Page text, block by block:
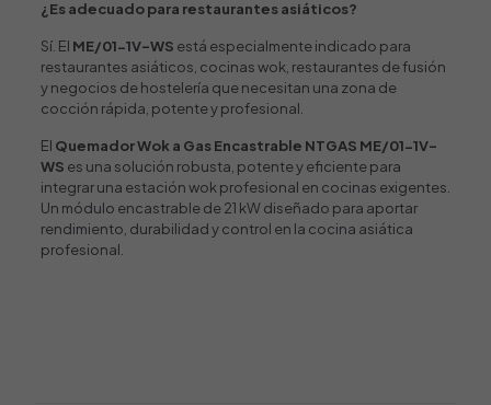
¿Es adecuado para restaurantes asiáticos?
Sí. El ME/01-1V-WS está especialmente indicado para
restaurantes asiáticos, cocinas wok, restaurantes de fusión
y negocios de hostelería que necesitan una zona de
cocción rápida, potente y profesional.
El Quemador Wok a Gas Encastrable NTGAS ME/01-1V-
WS es una solución robusta, potente y eficiente para
integrar una estación wok profesional en cocinas exigentes.
Un módulo encastrable de 21 kW diseñado para aportar
rendimiento, durabilidad y control en la cocina asiática
profesional.